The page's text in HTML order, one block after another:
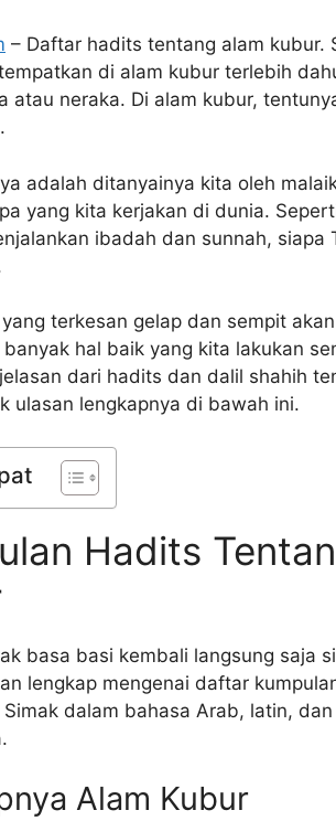
– Daftar hadits tentang alam kubur.
di alam kubur terlebih
atau neraka. Di alam kubur,
adalah ditanyainya kita oleh
yang kita kerjakan di dunia.
ibadah dan sunnah, siapa
terkesan gelap dan sempit
hal baik yang kita lakukan
dari hadits dan dalil shahih
ulasan lengkapnya di bawah ini.
Hadits
basa basi kembali langsung saja
lengkap mengenai daftar
Simak dalam bahasa Arab, latin,
Alam Kubur